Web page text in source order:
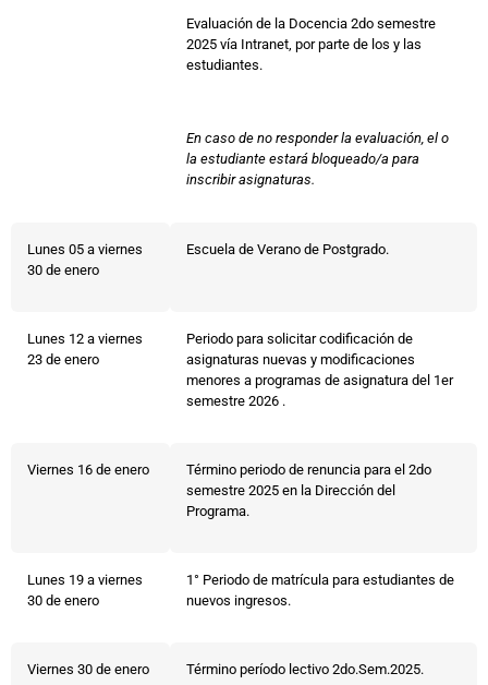
Evaluación de la Docencia 2do semestre
2025 vía Intranet, por parte de los y las
estudiantes.
En caso de no responder la evaluación, el o
la estudiante estará bloqueado/a para
inscribir asignaturas.
Lunes 05 a viernes
30 de enero
Escuela de Verano de Postgrado.
Lunes 12 a viernes
23 de enero
Periodo para solicitar codificación de
asignaturas nuevas y modificaciones
menores a programas de asignatura del 1er
semestre 2026 .
Viernes 16 de enero
Término periodo de renuncia para el 2do
semestre 2025 en la Dirección del
Programa.
Lunes 19 a viernes
30 de enero
1° Periodo de matrícula para estudiantes de
nuevos ingresos.
Viernes 30 de enero Término período lectivo 2do.Sem.2025.